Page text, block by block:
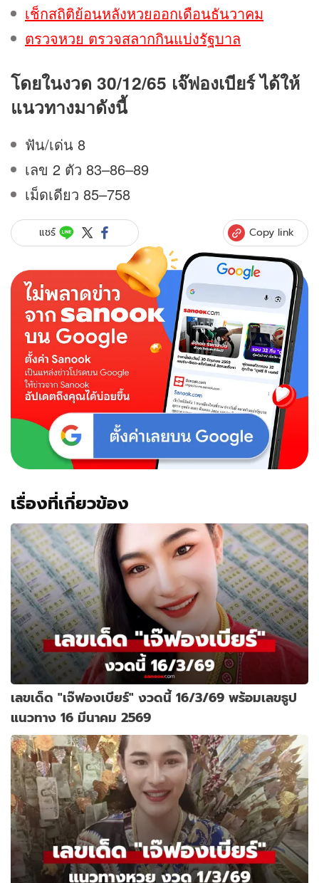
เช็กสถิติย้อนหลังหวยออกเดือนธันวาคม
ตรวจหวย ตรวจสลากกินแบ่งรัฐบาล
โดยในงวด 30/12/65 เจ๊ฟองเบียร์ ได้ให้
แนวทางมาดังนี้
ฟัน/เด่น 8
เลข 2 ตัว 83–86–89
เม็ดเดียว 85–758
แชร์ Copy link
เรื่องที่เกี่ยวข้อง
เลขเด็ด "เจ๊ฟองเบียร์" งวดนี้ 16/3/69 พร้อมเลขธูป
แนวทาง 16 มีนาคม 2569